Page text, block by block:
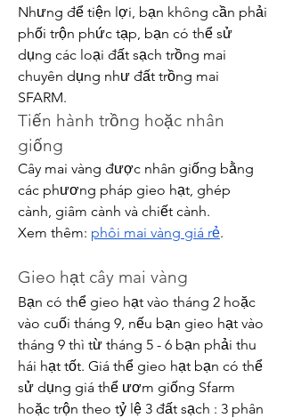
Nhưng để tiện lợi, bạn không cần phải
phối trộn phức tạp, bạn có thể sử
dụng các loại đất sạch trồng mai
chuyên dụng như đất trồng mai
SFARM.
Tiến hành trồng hoặc nhân
giống
Cây mai vàng được nhân giống bằng
các phương pháp gieo hạt, ghép
cành, giâm cành và chiết cành.
Xem thêm: phôi mai vàng giá rẻ.
Gieo hạt cây mai vàng
Bạn có thể gieo hạt vào tháng 2 hoặc
vào cuối tháng 9, nếu bạn gieo hạt vào
tháng 9 thì từ tháng 5 - 6 bạn phải thu
hái hạt tốt. Giá thể gieo hạt bạn có thể
sử dụng giá thể ươm giống Sfarm
hoặc trộn theo tỷ lệ 3 đất sạch : 3 phân